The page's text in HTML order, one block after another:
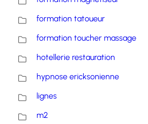
formation tatoueur
formation toucher massage
hotellerie restauration
hypnose ericksonienne
lignes
m2